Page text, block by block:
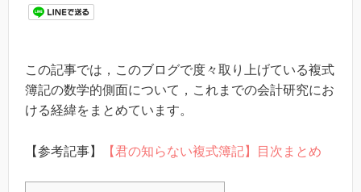
この記事では，このブログで度々取り上げている複式
簿記の数学的側面について，これまでの会計研究にお
ける経緯をまとめています。
【参考記事】 【君の知らない複式簿記】目次まとめ